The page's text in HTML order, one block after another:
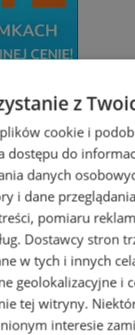
w
z
cookie i
dostępu do
danych
i dane
pomiaru
Dostawcy stron
w tych i innych
geolokalizacyjne i
tej witryny.
interesie